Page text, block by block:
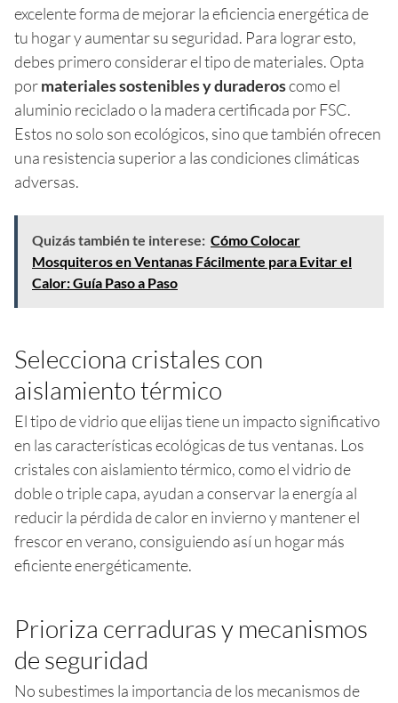
excelente forma de mejorar la eficiencia energética de
tu hogar y aumentar su seguridad. Para lograr esto,
debes primero considerar el tipo de materiales. Opta
pormateriales sostenibles y duraderoscomo el
aluminio reciclado o la madera certificada por FSC.
Estos no solo son ecológicos, sino que también ofrecen
una resistencia superior a las condiciones climáticas
adversas.
Quizás también te interese: Cómo Colocar
Mosquiteros en Ventanas Fácilmente para Evitar el
Calor: Guía Paso a Paso
Selecciona cristales con
aislamiento térmico
El tipo de vidrio que elijas tiene un impacto significativo
en las características ecológicas de tus ventanas. Los
cristales con aislamiento térmico, como el vidrio de
doble o triple capa, ayudan a conservar la energía al
reducir la pérdida de calor en invierno y mantener el
frescor en verano, consiguiendo así un hogar más
eficiente energéticamente.
Prioriza cerraduras y mecanismos
de seguridad
No subestimes la importancia de los mecanismos de